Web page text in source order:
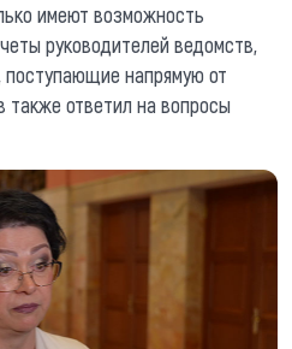
имеют возможность
руководителей ведомств,
напрямую от
также ответил на вопросы